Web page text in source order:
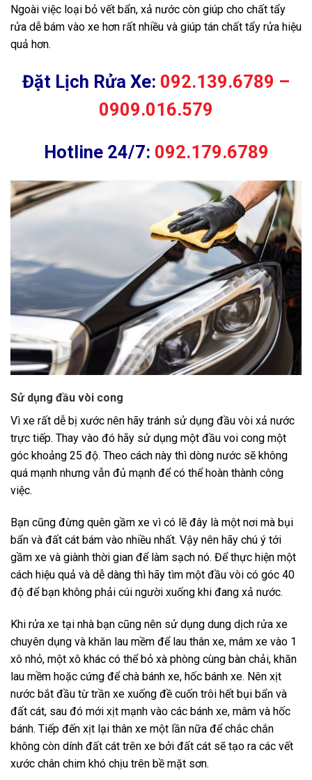
Ngoài việc loại bỏ vết bẩn, xả nước còn giúp cho chất tẩy
rửa dễ bám vào xe hơn rất nhiều và giúp tán chất tẩy rửa hiệu
quả hơn.
Đặt Lịch Rửa Xe: 092.139.6789 –
0909.016.579
Hotline 24/7: 092.179.6789
Sử dụng đầu vòi cong
Vì xe rất dễ bị xước nên hãy tránh sử dụng đầu vòi xả nước
trực tiếp. Thay vào đó hãy sử dụng một đầu voi cong một
góc khoảng 25 độ. Theo cách này thì dòng nước sẽ không
quá mạnh nhưng vẫn đủ mạnh để có thể hoàn thành công
việc.
Bạn cũng đừng quên gầm xe vì có lẽ đây là một nơi mà bụi
bẩn và đất cát bám vào nhiều nhất. Vậy nên hãy chú ý tới
gầm xe và giành thời gian để làm sạch nó. Để thực hiện một
cách hiệu quả và dễ dàng thì hãy tìm một đầu vòi có góc 40
độ để bạn không phải cúi người xuống khi đang xả nước.
Khi rửa xe tại nhà bạn cũng nên sử dụng dung dịch rửa xe
chuyên dụng và khăn lau mềm để lau thân xe, mâm xe vào 1
xô nhỏ, một xô khác có thể bỏ xà phòng cùng bàn chải, khăn
lau mềm hoặc cứng để chà bánh xe, hốc bánh xe. Nên xịt
nước bắt đầu từ trần xe xuống đề cuốn trôi hết bụi bẩn và
đất cát, sau đó mới xịt mạnh vào các bánh xe, mâm và hốc
bánh. Tiếp đến xịt lại thân xe một lần nữa để chắc chắn
không còn dính đất cát trên xe bởi đất cát sẽ tạo ra các vết
xước chân chim khó chịu trên bề mặt sơn.